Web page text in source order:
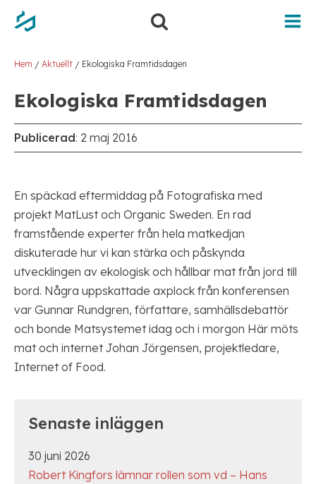
Hoppa
Hoppa
Hem / Aktuellt / Ekologiska Framtidsdagen
Ekologiska Framtidsdagen
Publicerad: 2 maj 2016
En späckad eftermiddag på Fotografiska med
projekt MatLust och Organic Sweden. En rad
framstående experter från hela matkedjan
diskuterade hur vi kan stärka och påskynda
utvecklingen av ekologisk och hållbar mat från jord till
bord. Några uppskattade axplock från konferensen
var Gunnar Rundgren, författare, samhällsdebattör
och bonde Matsystemet idag och i morgon Här möts
mat och internet Johan Jörgensen, projektledare,
Internet of Food.
Senaste inläggen
30 juni 2026
Robert Kingfors lämnar rollen som vd – Hans